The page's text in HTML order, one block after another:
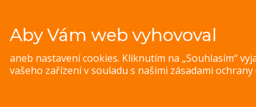
Aby Vám web vyhovoval
aneb nastavení cookies. Kliknutím na „Souhlasím“
vašeho zařízení v souladu s našimi zásadami